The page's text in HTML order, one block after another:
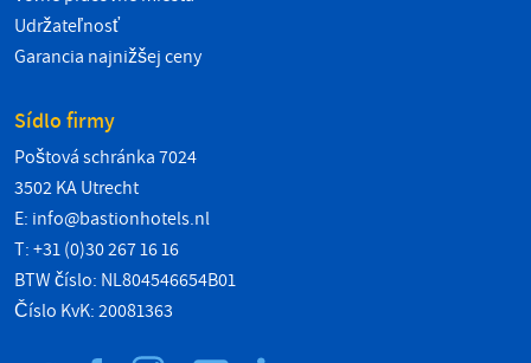
Udržateľnosť
Garancia najnižšej ceny
Sídlo firmy
Poštová schránka 7024
3502 KA Utrecht
E: info@bastionhotels.nl
T: +31 (0)30 267 16 16
BTW číslo: NL804546654B01
Číslo KvK: 20081363